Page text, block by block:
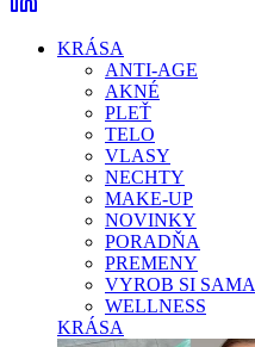
KRÁSA
ANTI-AGE
AKNÉ
PLEŤ
TELO
VLASY
NECHTY
MAKE-UP
NOVINKY
PORADŇA
PREMENY
VYROB SI SAMA
WELLNESS
KRÁSA